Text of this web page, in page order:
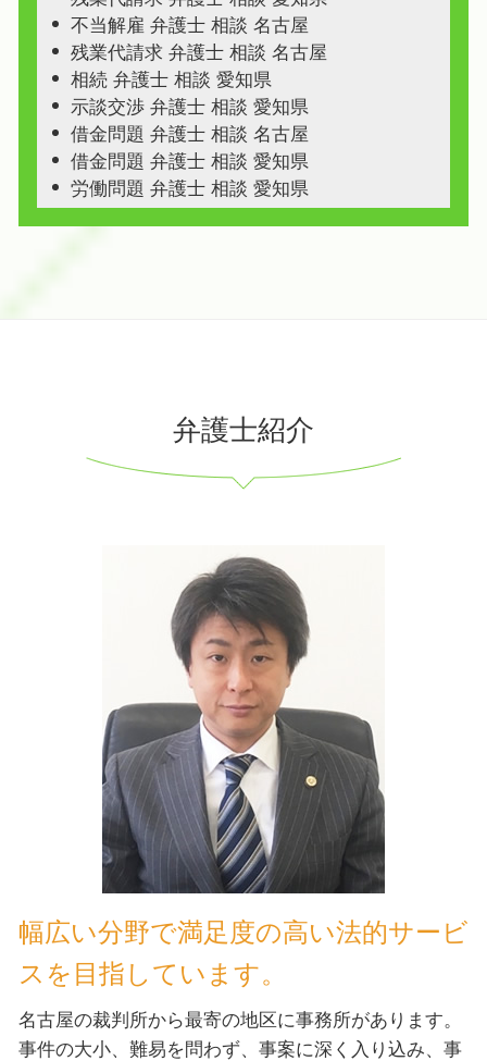
不当解雇 弁護士 相談 名古屋
残業代請求 弁護士 相談 名古屋
相続 弁護士 相談 愛知県
示談交渉 弁護士 相談 愛知県
借金問題 弁護士 相談 名古屋
借金問題 弁護士 相談 愛知県
労働問題 弁護士 相談 愛知県
弁護士紹介
幅広い分野で満足度の高い法的サービ
スを目指しています。
名古屋の裁判所から最寄の地区に事務所があります。
事件の大小、難易を問わず、事案に深く入り込み、事